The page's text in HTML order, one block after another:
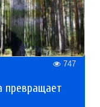
747
превращает